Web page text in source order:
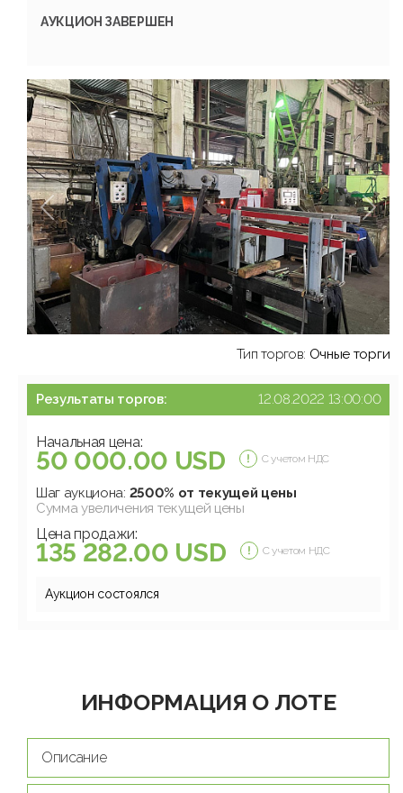
АУКЦИОН ЗАВЕРШЕН
Тип торгов: Очные торги
Результаты торгов: 12.08.2022 13:00:00
Начальная цена:
50 000.00 USD С учетом НДС
Шаг аукциона: 2500% от текущей цены
Сумма увеличения текущей цены
Цена продажи:
135 282.00 USD С учетом НДС
Аукцион состоялся
ИНФОРМАЦИЯ О ЛОТЕ
Описание